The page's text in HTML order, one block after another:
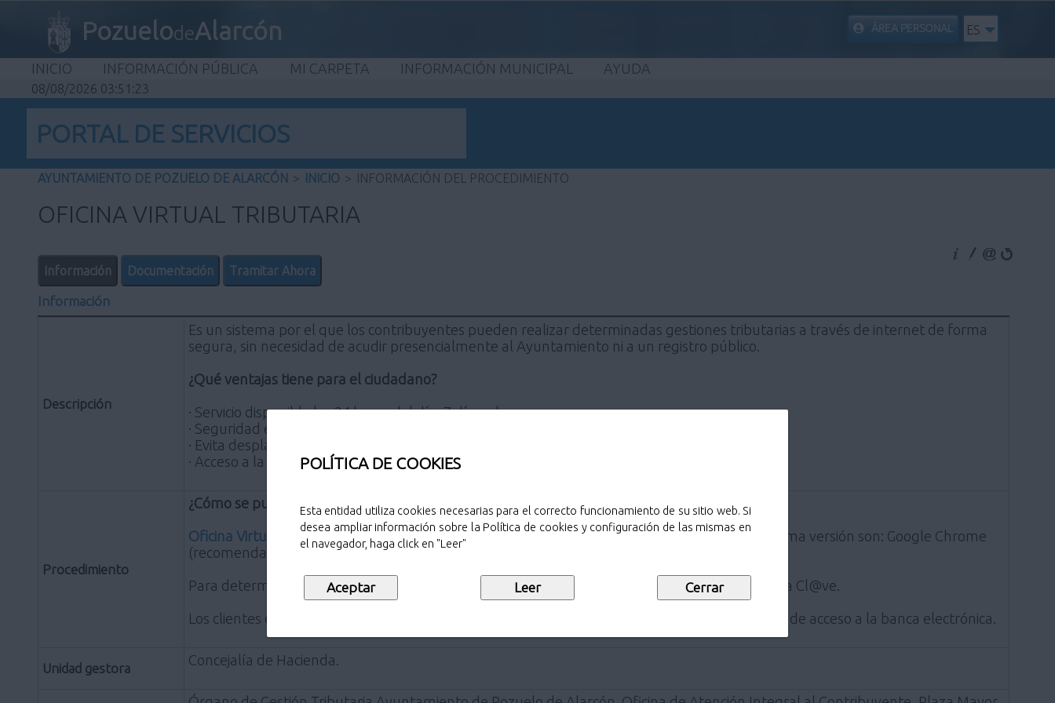
POLÍTICA DE COOKIES
Esta entidad utiliza cookies necesarias para el correcto funcionamiento de su sitio web. Si
desea ampliar información sobre la Política de cookies y configuración de las mismas en
el navegador, haga click en "Leer"
PozuelodeAlarcón ÁREA PERSONAL ES
INICIO INFORMACIÓN PÚBLICA MI CARPETA INFORMACIÓN MUNICIPAL AYUDA
08/08/2026 03:51:23
PORTAL DE SERVICIOS
AYUNTAMIENTO DE POZUELO DE ALARCÓN > INICIO > INFORMACIÓN DEL PROCEDIMIENTO
OFICINA VIRTUAL TRIBUTARIA
Información Documentación Tramitar Ahora
Información
Descripción
Es un sistema por el que los contribuyentes pueden realizar determinadas gestiones tributarias a través de internet de forma
segura, sin necesidad de acudir presencialmente al Ayuntamiento ni a un registro público.
¿Qué ventajas tiene para el ciudadano?
· Servicio disponible las 24 horas del día, 7 días a la semana.
· Seguridad en el acceso a sus datos.
· Evita desplazamientos y esperas innecesarios.
· Acceso a la información tributaria municipal y los datos personales.
Procedimiento
¿Cómo se puede acceder?
Oficina Virtual Tributaria . (Los navegadores recomendados para acceder, actualizados a la última versión son: Google Chrome
(recomendado),Mozilla Firefox, Microsoft Edge, Safari).
Para determinados trámites se requerirá certificado digital que será autenticado por el sistema Cl@ve.
Los clientes de banca electrónica de podrán acceder a la OVT mediante su identificación de acceso a la banca electrónica.
Unidad gestora
Concejalía de Hacienda.